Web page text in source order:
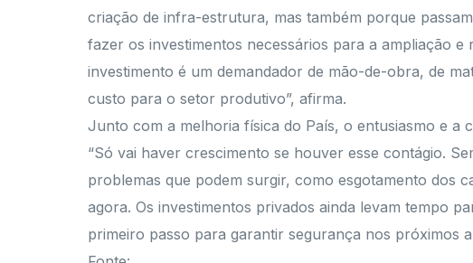
criação de infra-estrutura, mas também porque
fazer os investimentos necessários para a ampliação
investimento é um demandador de mão-de-obra, de
custo para o setor produtivo”, afirma.
Junto com a melhoria física do País, o entusiasmo e a
“Só vai haver crescimento se houver esse contágio.
problemas que podem surgir, como esgotamento dos
agora. Os investimentos privados ainda levam tempo
primeiro passo para garantir segurança nos próximos